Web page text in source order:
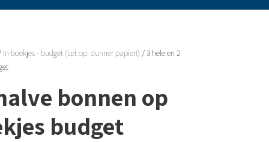
In boekjes - budget (Let op: dunner papier!) / 3 hele en 2
bonnen op
budget